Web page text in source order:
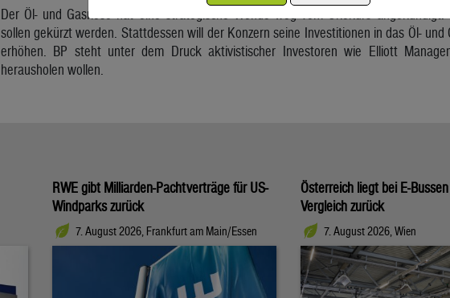
Der Öl- und Gasriese hat eine strategische Wende weg vom Ökokurs
sollen gekürzt werden. Stattdessen will der Konzern seine Investitionen in das Öl-
erhöhen. BP steht unter dem Druck aktivistischer Investoren wie Elliott
herausholen wollen.
RWE gibt Milliarden-Pachtverträge für US-
Windparks zurück
7. August 2026, Frankfurt am Main/Essen
Österreich liegt bei E-
Vergleich zurück
7. August 2026, Wien